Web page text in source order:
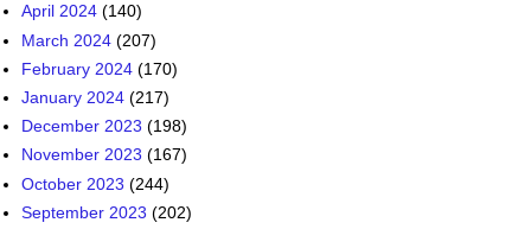
April 2024 (140)
March 2024 (207)
February 2024 (170)
January 2024 (217)
December 2023 (198)
November 2023 (167)
October 2023 (244)
September 2023 (202)